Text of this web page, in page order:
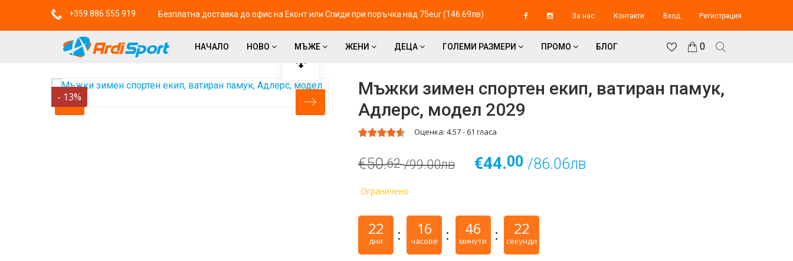
+359 886 555 919 Безплатна доставка до офис на Eконт или Спиди при поръчка над 75eur (146.69лв) За нас Контакти Вход Регистрация
НАЧАЛО НОВО МЪЖЕ ЖЕНИ ДЕЦА ГОЛЕМИ РАЗМЕРИ ПРОМО БЛОГ 0
- 13%
Мъжки зимен спортен екип, ватиран памук,
Адлерс, модел 2029
Оценка: 4.57- 61 гласа
€50.62 /99.00лв €44.00 /86.06лв
Ограничено
22
дни
16
часове
46
минути
22
секунди